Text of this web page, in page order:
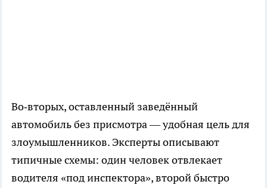
Во‑вторых, оставленный заведённый
автомобиль без присмотра — удобная цель для
злоумышленников. Эксперты описывают
типичные схемы: один человек отвлекает
водителя «под инспектора», второй быстро